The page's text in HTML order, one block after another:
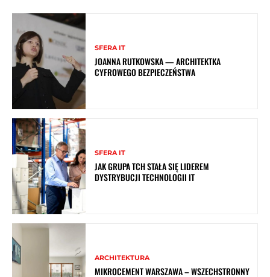
SFERA IT
JOANNA RUTKOWSKA — ARCHITEKTKA
CYFROWEGO BEZPIECZEŃSTWA
SFERA IT
JAK GRUPA TCH STAŁA SIĘ LIDEREM
DYSTRYBUCJI TECHNOLOGII IT
ARCHITEKTURA
MIKROCEMENT WARSZAWA – WSZECHSTRONNY